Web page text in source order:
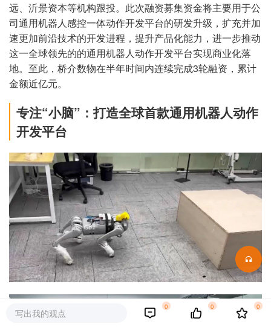
远、沂景资本等机构跟投。此次融资募集资金将主要用于公
司通用机器人感控一体动作开发平台的研发升级，扩充并加
速更加前沿技术的开发进程，提升产品化能力，进一步推动
这一全球领先的的通用机器人动作开发平台实现商业化落
地。至此，桥介数物在半年时间内连续完成3轮融资，累计
金额近亿元。
专注“小脑”：打造全球首款通用机器人动作
开发平台
写出我的观点
0 0 0